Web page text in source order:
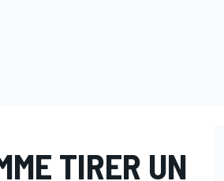
TIRER UN